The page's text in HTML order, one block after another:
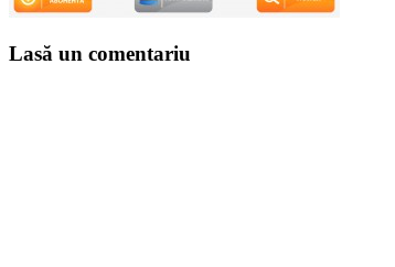
Lasă un comentariu